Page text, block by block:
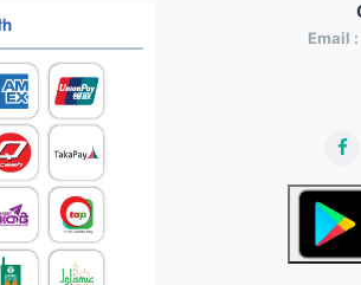
Email :